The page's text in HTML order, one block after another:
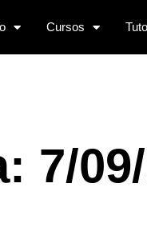
Cursos
7/